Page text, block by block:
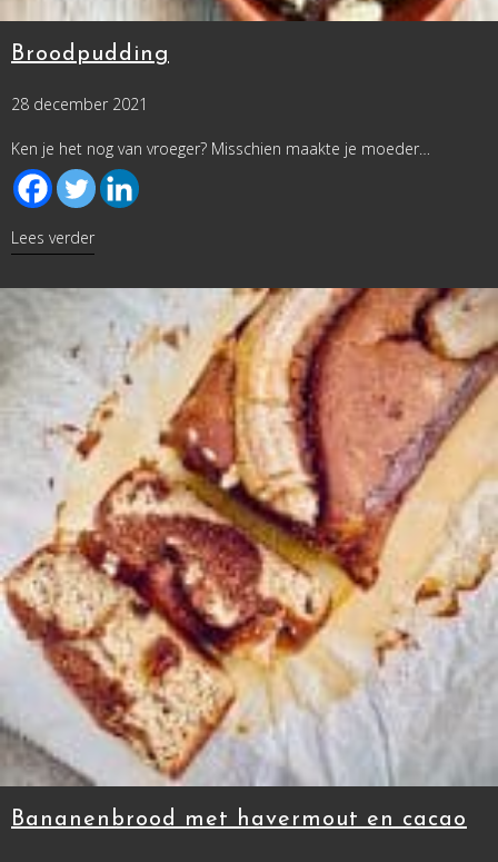
Broodpudding
28 december 2021
Ken je het nog van vroeger? Misschien maakte je moeder…
Lees verderabout Broodpudding
Bananenbrood met havermout en cacao